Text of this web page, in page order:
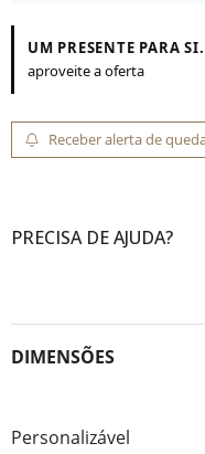
UM PRESENTE PARA SI.
aproveite a oferta
Receber alerta de
PRECISA DE AJUDA?
DIMENSÕES
Personalizável